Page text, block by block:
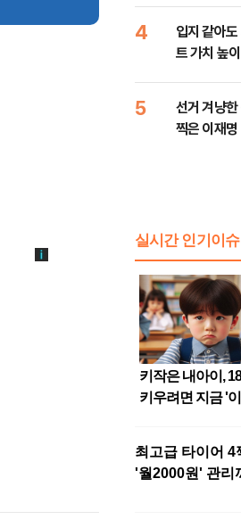
4
입지 같아
트 가치 높
5
선거 겨냥
찍은 이재